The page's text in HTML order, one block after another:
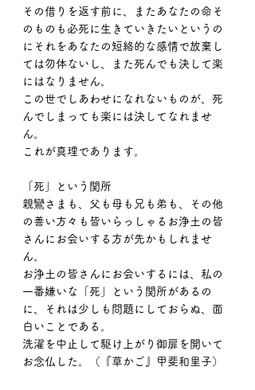
その借りを返す前に、またあなたの命そ
のものも必死に生きていきたいというの
にそれをあなたの短絡的な感情で放棄し
ては勿体ないし、また死んでも決して楽
にはなりません。
この世でしあわせになれないものが、死
んでしまっても楽には決してなれませ
ん。
これが真理であります。
「死」という関所
親鸞さまも、父も母も兄も弟も、その他
の善い方々も皆いらっしゃるお浄土の皆
さんにお会いする方が先かもしれませ
ん。
お浄土の皆さんにお会いするには、私の
一番嫌いな「死」という関所があるの
に、それは少しも問題にしておらぬ、面
白いことである。
洗濯を中止して駆け上がり御扉を開いて
お念仏した。（『草かご』甲斐和里子）